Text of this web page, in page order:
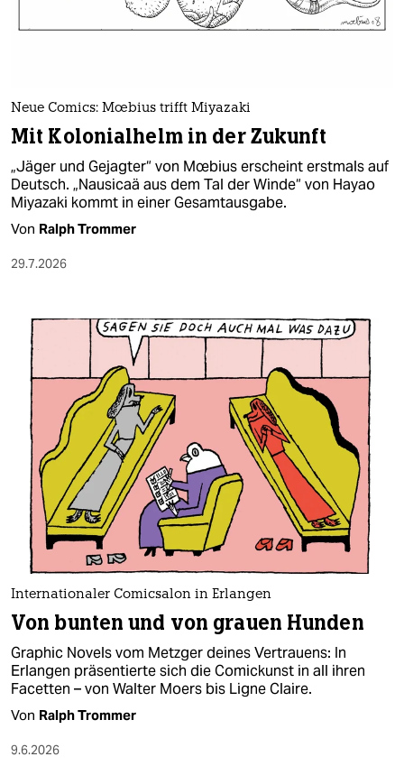
verlag
verlag
veranstaltungen
shop
fragen & hilfe
abo
genossenschaft
epaper login
Neue Comics: Mœbius trifft Miyazaki
Mit Kolonialhelm in der Zukunft
„Jäger und Gejagter“ von Mœbius erscheint erstmals auf
Deutsch. „Nausicaä aus dem Tal der Winde“ von Hayao
Miyazaki kommt in einer Gesamtausgabe.
Von Ralph Trommer
29.7.2026
Internationaler Comicsalon in Erlangen
Von bunten und von grauen Hunden
Graphic Novels vom Metzger deines Vertrauens: In
Erlangen präsentierte sich die Comickunst in all ihren
Facetten – von Walter Moers bis Ligne Claire.
Von Ralph Trommer
9.6.2026